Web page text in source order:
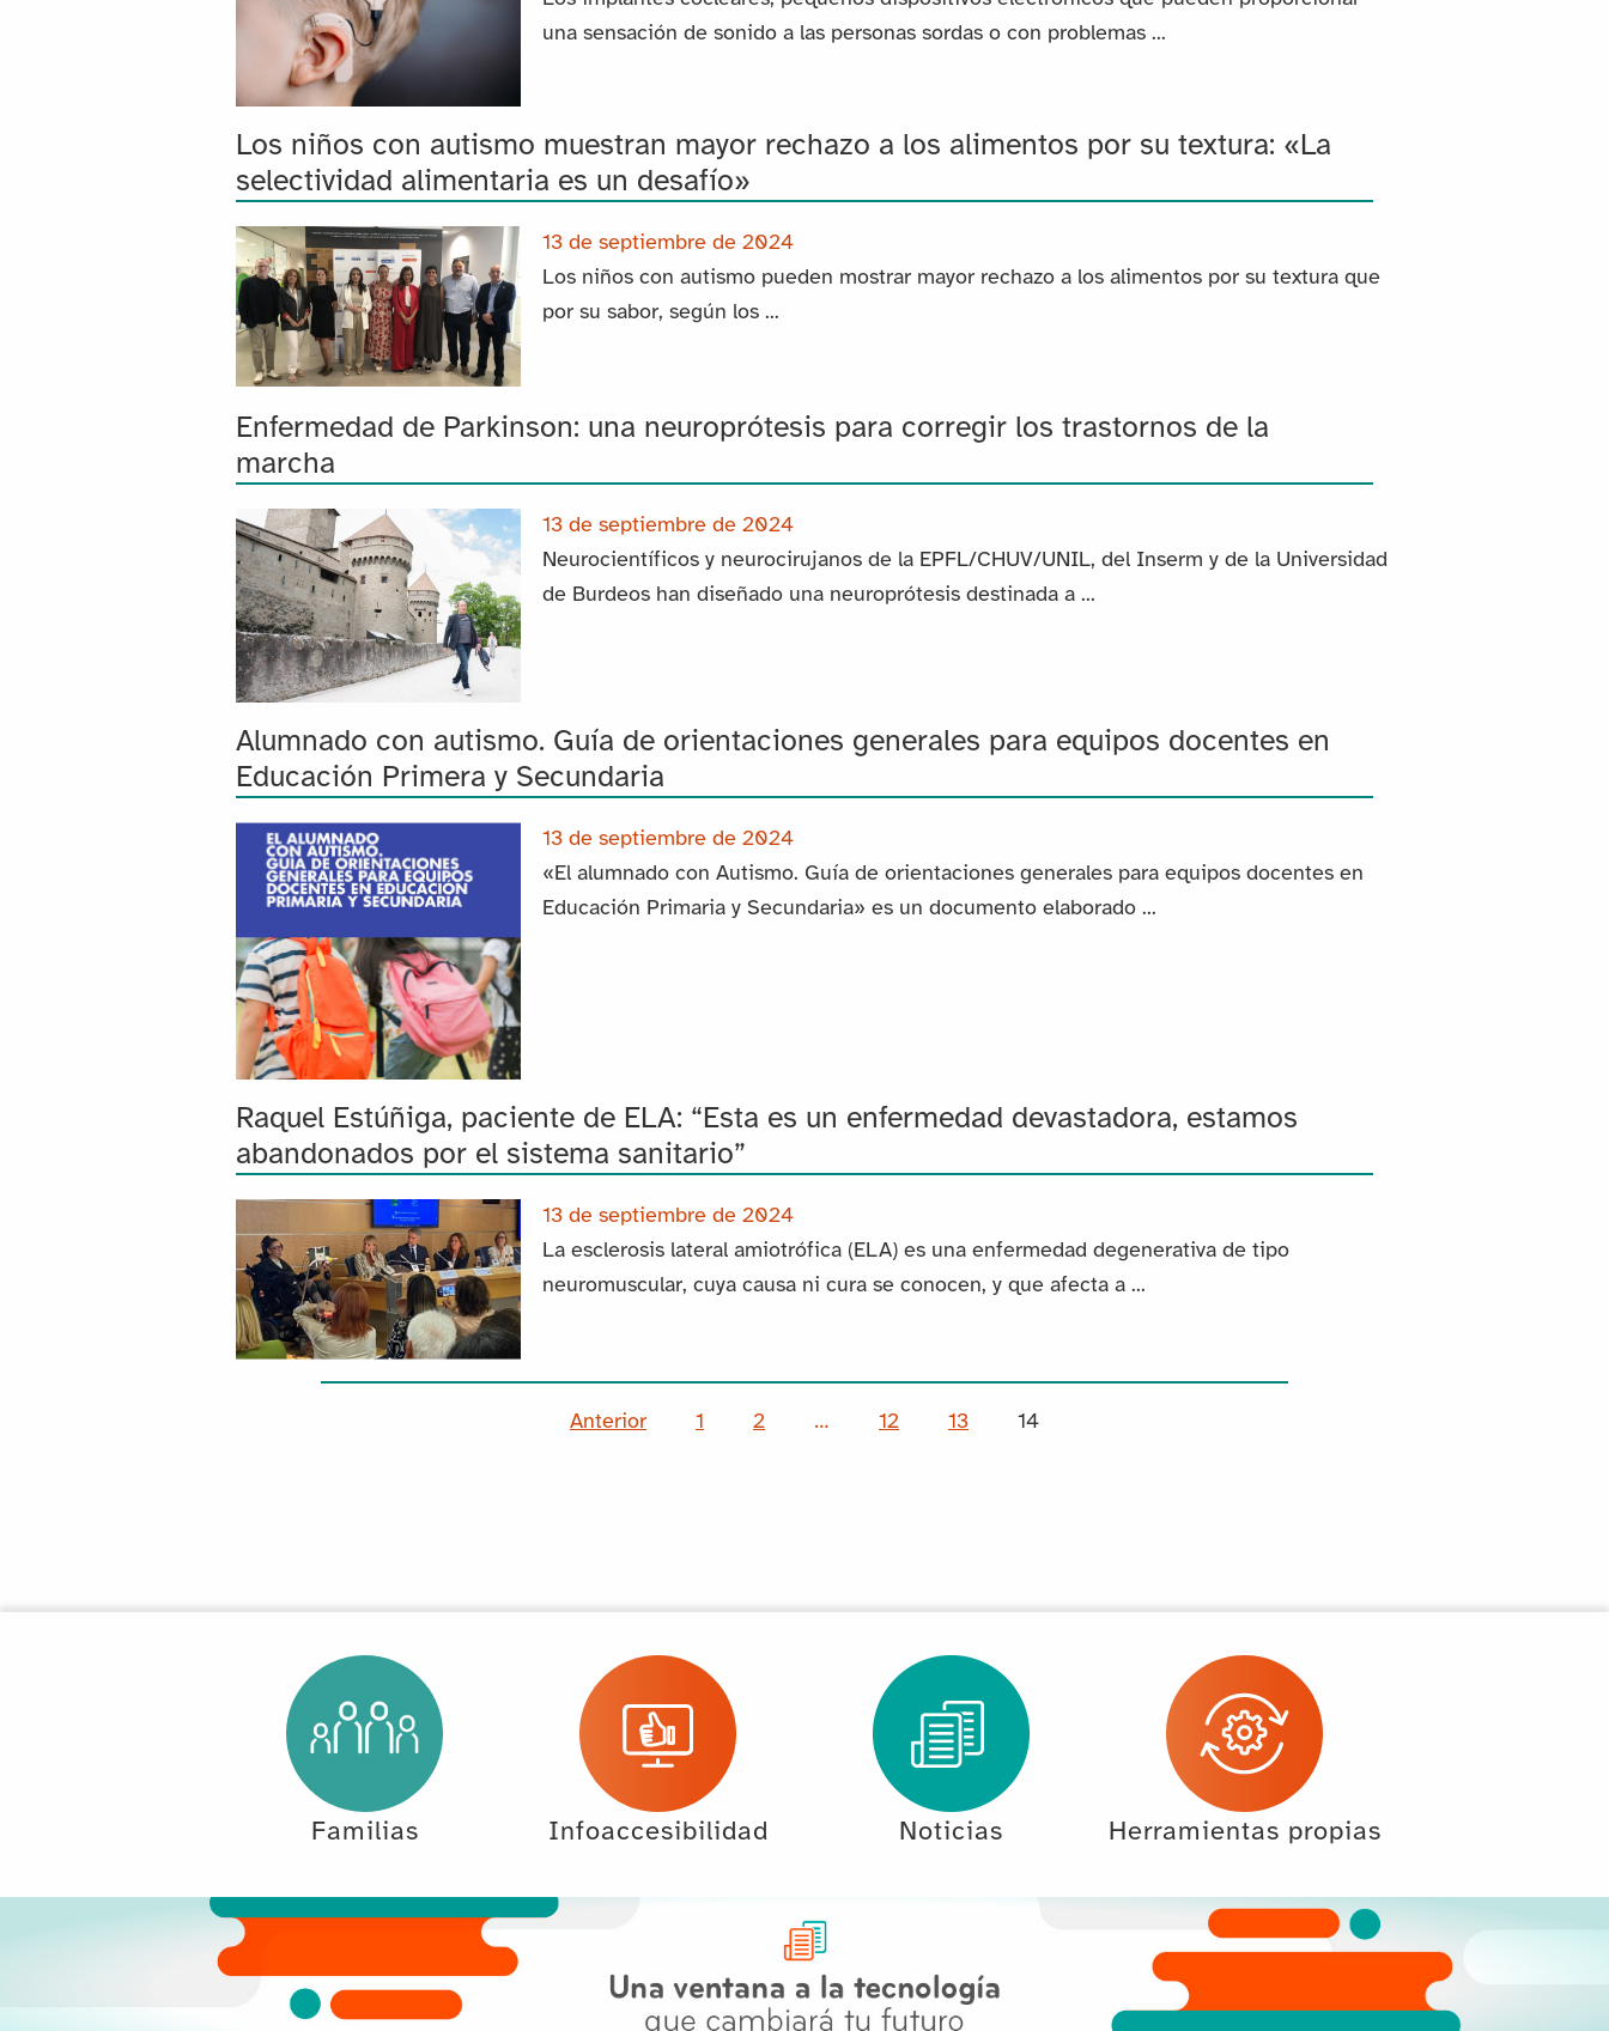
una sensación de sonido a las personas sordas o con problemas ...
Los niños con autismo muestran mayor rechazo a los alimentos por su textura: «La
selectividad alimentaria es un desafío»
13 de septiembre de 2024
Los niños con autismo pueden mostrar mayor rechazo a los alimentos por su textura que
por su sabor, según los ...
Enfermedad de Parkinson: una neuroprótesis para corregir los trastornos de la
marcha
13 de septiembre de 2024
Neurocientíficos y neurocirujanos de la EPFL/CHUV/UNIL, del Inserm y de la Universidad
de Burdeos han diseñado una neuroprótesis destinada a ...
Alumnado con autismo. Guía de orientaciones generales para equipos docentes en
Educación Primera y Secundaria
13 de septiembre de 2024
«El alumnado con Autismo. Guía de orientaciones generales para equipos docentes en
Educación Primaria y Secundaria» es un documento elaborado ...
Raquel Estúñiga, paciente de ELA: “Esta es un enfermedad devastadora, estamos
abandonados por el sistema sanitario”
13 de septiembre de 2024
La esclerosis lateral amiotrófica (ELA) es una enfermedad degenerativa de tipo
neuromuscular, cuya causa ni cura se conocen, y que afecta a ...
Anterior 1 2 … 12 13 14
Familias Infoaccesibilidad Noticias Herramientas propias